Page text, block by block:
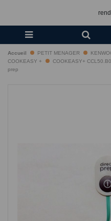
Accueil PETIT MENAGER
COOKEASY +
COOKEASY+
prep